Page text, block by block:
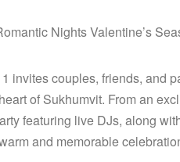
invites couples, friends, and
of Sukhumvit. From an
featuring live DJs, along
and memorable